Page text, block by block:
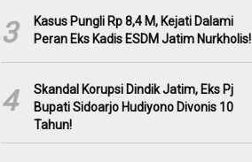
3
Kasus Pungli Rp 8,4 M, Kejati Dalami
Peran Eks Kadis ESDM Jatim Nurkholis!
4
Skandal Korupsi Dindik Jatim, Eks Pj
Bupati Sidoarjo Hudiyono Divonis 10
Tahun!